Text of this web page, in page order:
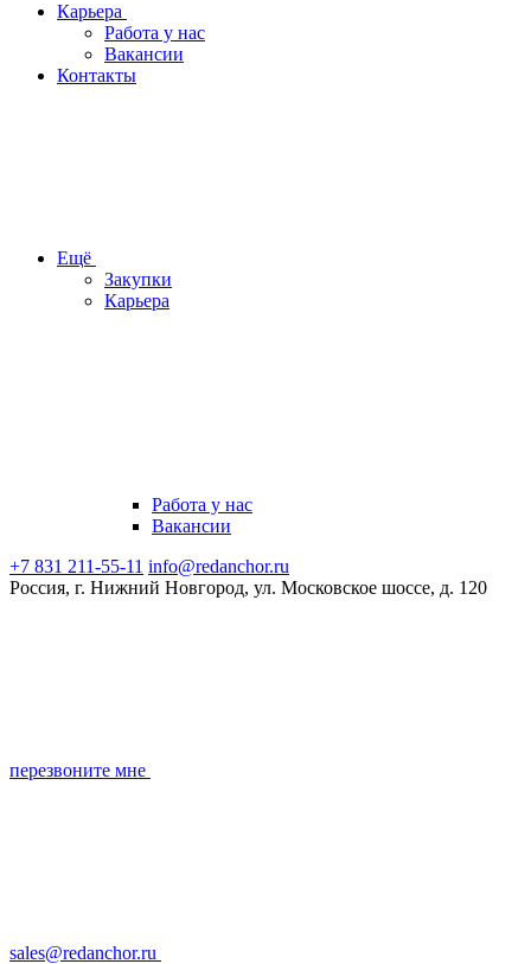
Карьера
Работа у нас
Вакансии
Контакты
Ещё
Закупки
Карьера
Работа у нас
Вакансии
+7 831 211-55-11 info@redanchor.ru
Россия, г. Нижний Новгород, ул. Московское шоссе, д. 120
перезвоните мне
sales@redanchor.ru